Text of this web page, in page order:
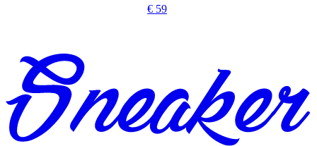
€ 59